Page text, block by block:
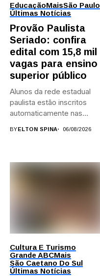
EducaçãoMaisSão Paulo
Últimas Notícias
Provão Paulista
Seriado: confira
edital com 15,8 mil
vagas para ensino
superior público
Alunos da rede estadual
paulista estão inscritos
automaticamente nas
BYELTON SPINA 06/08/2026
Cultura E Turismo
Grande ABCMais
São Caetano Do Sul
Últimas Notícias